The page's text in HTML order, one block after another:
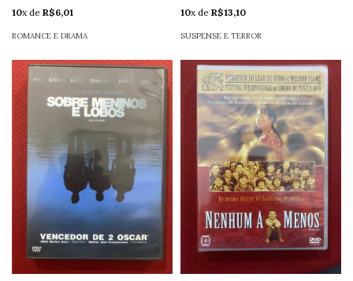
10x de R$6,01
ROMANCE E DRAMA
10x de R$13,10
SUSPENSE E TERROR